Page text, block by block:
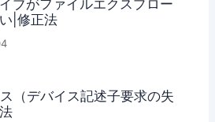
ブがファイルエクスプロー
|修正法
（デバイス記述子要求の失